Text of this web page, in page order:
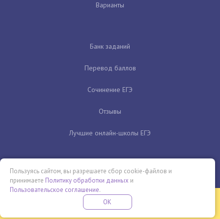
Варианты
Банк заданий
Перевод баллов
Сочинение ЕГЭ
Отзывы
Лучшие онлайн-школы ЕГЭ
Бесплатная летняя школа
ПРОВЕДИ ЭТО ЛЕТО С ПОЛЬЗОЙ
Пользуясь сайтом, вы разрешаете сбор cookie-файлов и
принимаете Политику обработки данных и
Пользовательское соглашение.
OK